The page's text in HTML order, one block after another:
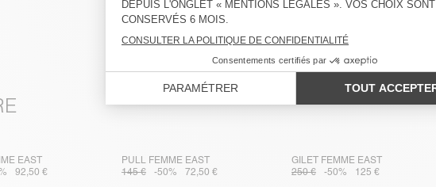
EAST
92,50 €
PULL FEMME EAST
145 €
-50% 72,50 €
GILET FEMME EAST
250 €
-50% 125 €